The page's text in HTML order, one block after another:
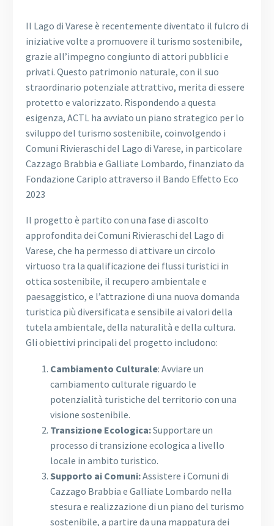
Il Lago di Varese è recentemente diventato il fulcro di
iniziative volte a promuovere il turismo sostenibile,
grazie all’impegno congiunto di attori pubblici e
privati. Questo patrimonio naturale, con il suo
straordinario potenziale attrattivo, merita di essere
protetto e valorizzato. Rispondendo a questa
esigenza, ACTL ha avviato un piano strategico per lo
sviluppo del turismo sostenibile, coinvolgendo i
Comuni Rivieraschi del Lago di Varese, in particolare
Cazzago Brabbia e Galliate Lombardo, finanziato da
Fondazione Cariplo attraverso il Bando Effetto Eco
2023
Il progetto è partito con una fase di ascolto
approfondita dei Comuni Rivieraschi del Lago di
Varese, che ha permesso di attivare un circolo
virtuoso tra la qualificazione dei flussi turistici in
ottica sostenibile, il recupero ambientale e
paesaggistico, e l’attrazione di una nuova domanda
turistica più diversificata e sensibile ai valori della
tutela ambientale, della naturalità e della cultura.
Gli obiettivi principali del progetto includono:
Cambiamento Culturale: Avviare un
cambiamento culturale riguardo le
potenzialità turistiche del territorio con una
visione sostenibile.
Transizione Ecologica:Supportare un
processo di transizione ecologica a livello
locale in ambito turistico.
Supporto ai Comuni:Assistere i Comuni di
Cazzago Brabbia e Galliate Lombardo nella
stesura e realizzazione di un piano del turismo
sostenibile, a partire da una mappatura dei